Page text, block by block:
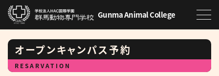
Gunma Animal College
オープンキャンパス予約
RESARVATION